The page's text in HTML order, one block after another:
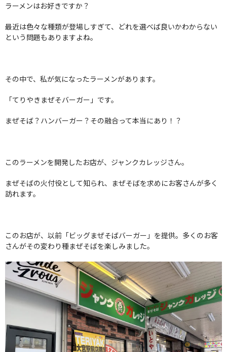
ラーメンはお好きですか？
最近は色々な種類が登場しすぎて、どれを選べば良いかわからない
という問題もありますよね。
その中で、私が気になったラーメンがあります。
「てりやきまぜそバーガー」です。
まぜそば？ハンバーガー？その融合って本当にあり！？
このラーメンを開発したお店が、ジャンクカレッジさん。
まぜそばの火付役として知られ、まぜそばを求めにお客さんが多く
訪れます。
このお店が、以前「ビッグまぜそばバーガー」を提供。多くのお客
さんがその変わり種まぜそばを楽しみました。